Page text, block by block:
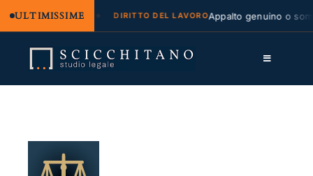
ULTIMISSIME
e regresso DIRITTO DEL LAVOROAppalto genuino o
contenuto
Toggle